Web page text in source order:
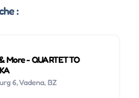
:
More - QUARTETTO
6, Vadena, BZ